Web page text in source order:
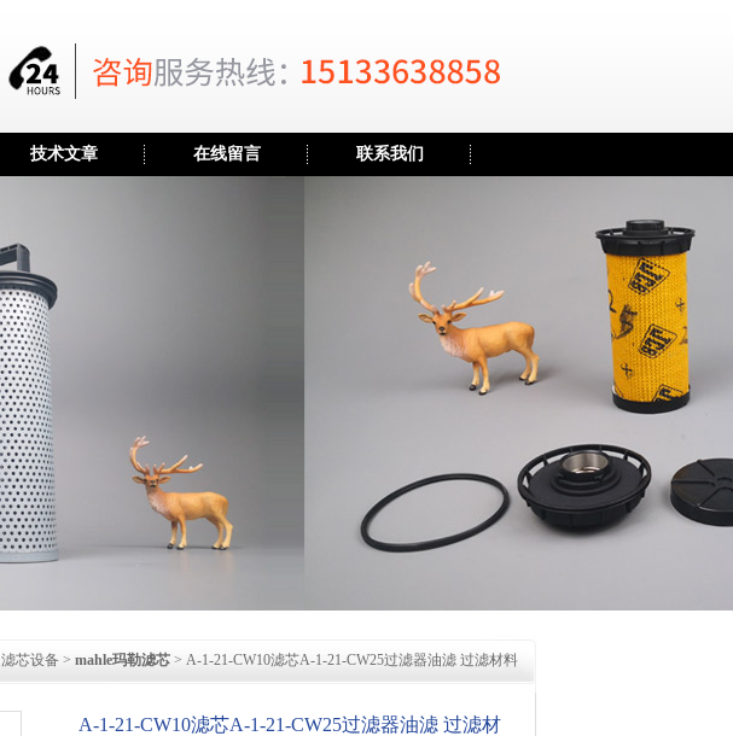
技术文章 在线留言 联系我们
滤芯设备 > mahle玛勒滤芯 > A-1-21-CW10滤芯A-1-21-CW25过滤器油滤 过滤材料
A-1-21-CW10滤芯A-1-21-CW25过滤器油滤 过滤材